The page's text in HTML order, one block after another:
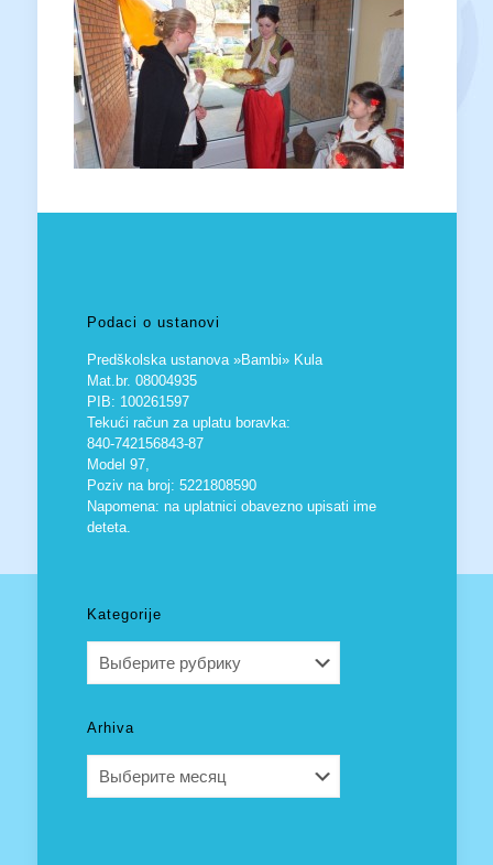
Podaci o ustanovi
Predškolska ustanova »Bambi» Kula
Mat.br. 08004935
PIB: 100261597
Tekući račun za uplatu boravka:
840-742156843-87
Model 97,
Poziv na broj: 5221808590
Napomena: na uplatnici obavezno upisati ime
deteta.
Kategorije
Arhiva